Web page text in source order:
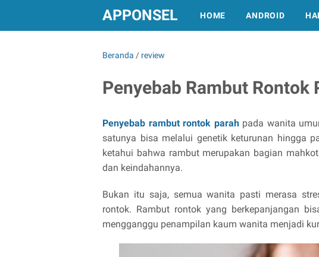
APPONSEL HOME ANDROID
Beranda / review
Penyebab Rambut Rontok
Penyebab rambut rontok parahpada wanita
satunya bisa melalui genetik keturunan hingga
ketahui bahwa rambut merupakan bagian
dan keindahannya.
Bukan itu saja, semua wanita pasti merasa
rontok. Rambut rontok yang berkepanjangan
mengganggu penampilan kaum wanita menjadi